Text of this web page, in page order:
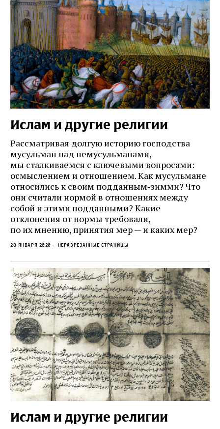
Ислам и другие религии
Рассматривая долгую историю господства
мусульман над немусульманами,
мы сталкиваемся с ключевыми вопросами:
осмыслением и отношением. Как мусульмане
относились к своим подданным‑зимми? Что
они считали нормой в отношениях между
собой и этими подданными? Какие
отклонения от нормы требовали,
по их мнению, принятия мер — и каких мер?
28 января 2020 Неразрезанные страницы
Ислам и другие религии
Журнал ЛЕХАИМ в вашем
Подпишитесь на рассылку журнала ЛЕХАИМ и получайте
самые интересные публикации с сайта по электронной
почте
Подписаться